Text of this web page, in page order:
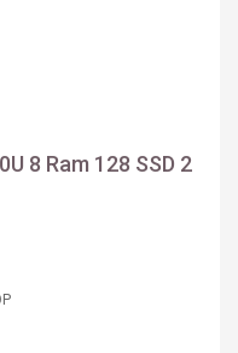
8 Ram 128 SSD 2